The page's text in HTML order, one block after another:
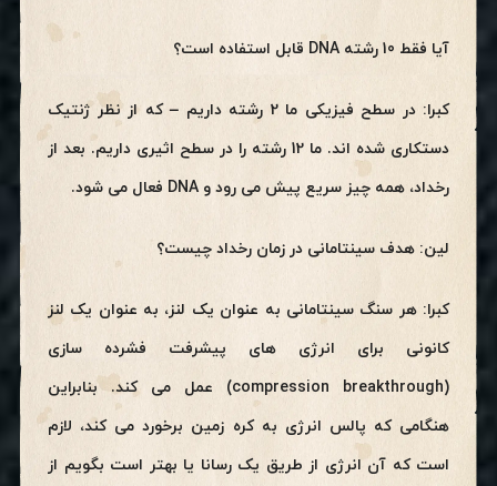
آیا فقط 10 رشته DNA قابل استفاده است؟
کبرا: در سطح فیزیکی ما 2 رشته داریم – که از نظر ژنتیک
دستکاری شده اند. ما 12 رشته را در سطح اثیری داریم. بعد از
رخداد، همه چیز سریع پیش می رود و DNA فعال می شود.
لین: هدف سینتامانی در زمان رخداد چیست؟
کبرا: هر سنگ سینتامانی به عنوان یک لنز، به عنوان یک لنز
کانونی برای انرژی های پیشرفت فشرده سازی
(compression breakthrough) عمل می کند. بنابراین
هنگامی که پالس انرژی به کره زمین برخورد می کند، لازم
است که آن انرژی از طریق یک رسانا یا بهتر است بگویم از